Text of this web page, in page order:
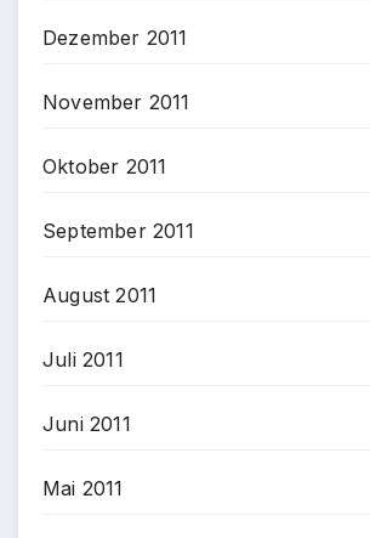
Dezember 2011
November 2011
Oktober 2011
September 2011
August 2011
Juli 2011
Juni 2011
Mai 2011